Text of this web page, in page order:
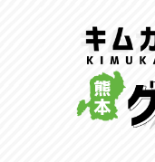
反省会♪
2026/07/27
呑めや喋れや！
2026/07/26